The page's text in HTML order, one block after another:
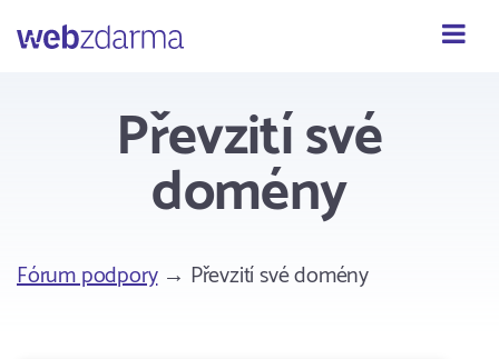
Webzdarma
Převzití své
domény
Fórum podpory→ Převzití své domény